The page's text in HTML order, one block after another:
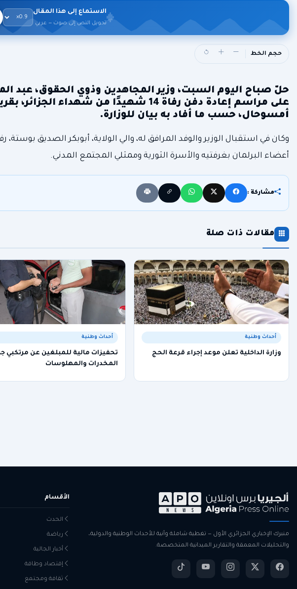
الاستماع إلى هذا المقال
تحويل النص إلى صوت — عربي
حجم الخط
حلّ صباح اليوم السبت، وزير المجاهدين وذوي الحقوق، عبد
على مراسم إعادة دفن رفاة 14 شهيدًا من
أمسوحال، حسب ما أفاد به بيان للوزارة.
وكان في استقبال الوزير والوفد المرافق له، والي الولاية، أبوبكر الصديق
أعضاء البرلمان بغرفتيه والأسرة الثورية وممثلي المجتمع المدني.
مشاركة :
مقالات ذات صلة
أحداث وطنية
وزارة الداخلية تعلن موعد إجراء قرعة الحج
أحداث وطنية
تحفيزات مالية للمبلغين عن مرتكبي
المخدرات والمهلوسات
منبرك الإخباري الجزائري الأول — تغطية شاملة وآنية للأحداث الوطنية والدولية،
والتحليلات المعمقة والتقارير الميدانية المتخصصة.
الأقسام
الحدث
رياضة
أخبار الجالية
إقتصاد وطاقة
ثقافة ومجتمع